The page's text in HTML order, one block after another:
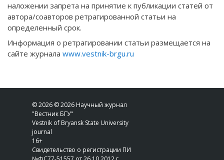
наложении запрета на принятие к публикации статей от
автора/соавторов ретрагированной статьи на
определенный срок.
Информация о ретрагировании статьи размещается на
сайте журнала www.vestnik-brgu.ru
© 2026 © 2026 Научный журнал
"Вестник БГУ"
Vestnik of Bryansk State University
journal
16+
Свидетельство о регистрации ПИ